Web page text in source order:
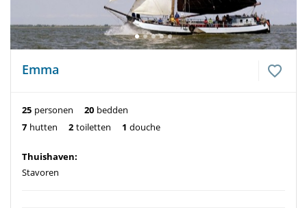
Emma
25 personen 20 bedden
7 hutten 2 toiletten 1 douche
Thuishaven:
Stavoren